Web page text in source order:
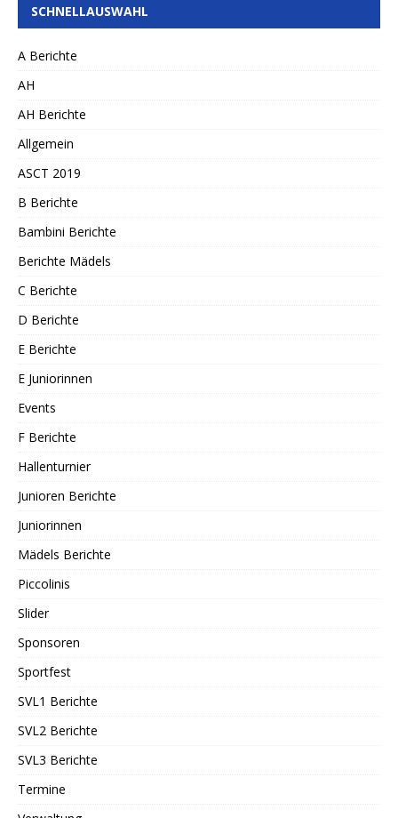
SCHNELLAUSWAHL
A Berichte
AH
AH Berichte
Allgemein
ASCT 2019
B Berichte
Bambini Berichte
Berichte Mädels
C Berichte
D Berichte
E Berichte
E Juniorinnen
Events
F Berichte
Hallenturnier
Junioren Berichte
Juniorinnen
Mädels Berichte
Piccolinis
Slider
Sponsoren
Sportfest
SVL1 Berichte
SVL2 Berichte
SVL3 Berichte
Termine